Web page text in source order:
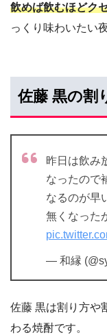
飲めば飲むほどク
っくり味わいたい
佐藤 黒の割
昨日は飲み
なったので
なるのが早
無くなった
— 和縁
佐藤 黒は割り方や
わる焼酎です。